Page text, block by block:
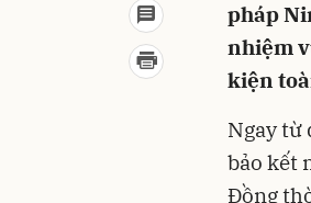
pháp
nhiệm
kiện
Ngay từ
bảo kết
Đồng